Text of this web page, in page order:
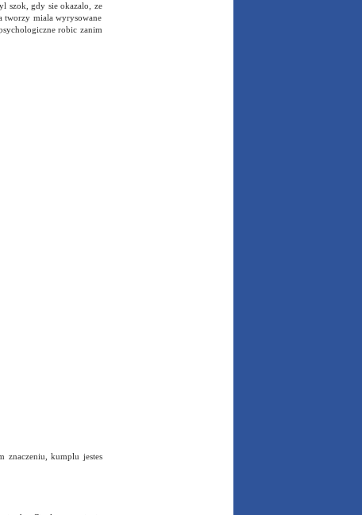
szok, gdy sie okazalo, ze
tworzy miala wyrysowane
robic zanim
znaczeniu, kumplu jestes